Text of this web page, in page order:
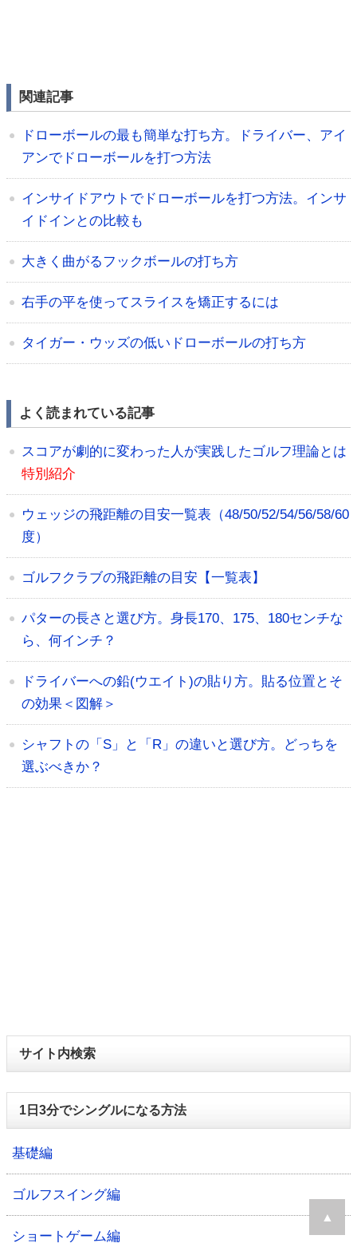
関連記事
ドローボールの最も簡単な打ち方。ドライバー、アイ
アンでドローボールを打つ方法
インサイドアウトでドローボールを打つ方法。インサ
イドインとの比較も
大きく曲がるフックボールの打ち方
右手の平を使ってスライスを矯正するには
タイガー・ウッズの低いドローボールの打ち方
よく読まれている記事
スコアが劇的に変わった人が実践したゴルフ理論とは
特別紹介
ウェッジの飛距離の目安一覧表（48/50/52/54/56/58/60
度）
ゴルフクラブの飛距離の目安【一覧表】
パターの長さと選び方。身長170、175、180センチな
ら、何インチ？
ドライバーへの鉛(ウエイト)の貼り方。貼る位置とそ
の効果＜図解＞
シャフトの「S」と「R」の違いと選び方。どっちを
選ぶべきか？
サイト内検索
1日3分でシングルになる方法
基礎編
ゴルフスイング編
ショートゲーム編
▲